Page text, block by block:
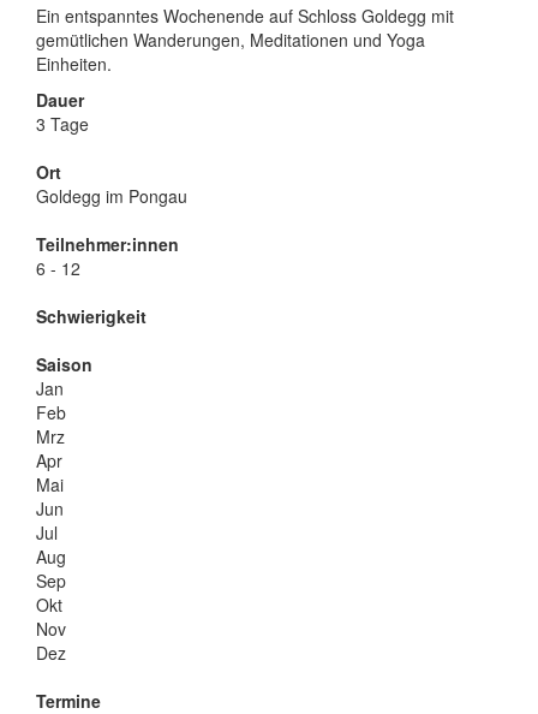
Ein entspanntes Wochenende auf Schloss Goldegg mit
gemütlichen Wanderungen, Meditationen und Yoga
Einheiten.
Dauer
3 Tage
Ort
Goldegg im Pongau
Teilnehmer:innen
6 - 12
Schwierigkeit
Saison
Jan
Feb
Mrz
Apr
Mai
Jun
Jul
Aug
Sep
Okt
Nov
Dez
Termine